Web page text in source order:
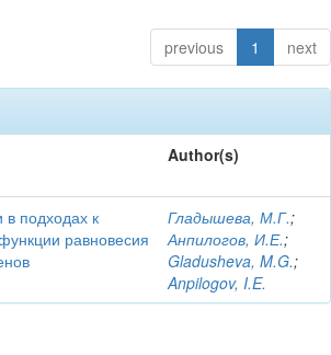
previous 1 next
Author(s)
подходах к
равновесия
Гладышева, М.Г.;
Анпилогов, И.Е.;
Gladusheva, M.G.;
Anpilogov, I.E.